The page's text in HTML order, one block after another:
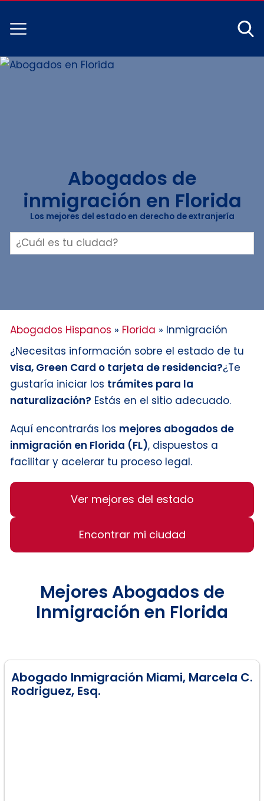
Abogados de
inmigración en Florida
Los mejores del estado en derecho de extranjería
Buscar
Abogados Hispanos » Florida » Inmigración
¿Necesitas información sobre el estado de tu
visa, Green Card o tarjeta de residencia?¿Te
gustaría iniciar los trámites para la
naturalización? Estás en el sitio adecuado.
Aquí encontrarás los mejores abogados de
inmigración en Florida (FL), dispuestos a
facilitar y acelerar tu proceso legal.
Ver mejores del estado
Encontrar mi ciudad
Mejores Abogados de
Inmigración en Florida
Abogado Inmigración Miami, Marcela C.
Rodriguez, Esq.